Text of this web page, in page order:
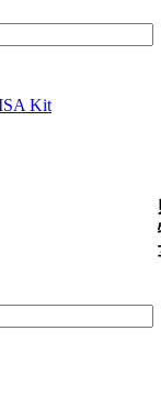
Kit